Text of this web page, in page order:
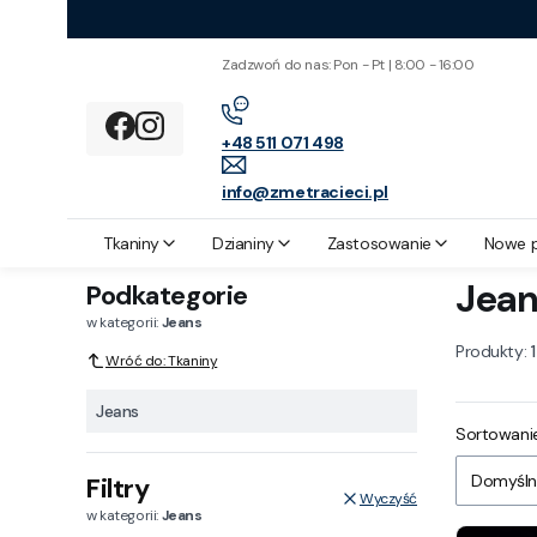
Zadzwoń do nas: Pon - Pt | 8:00 - 16:00
+48 511 071 498
info@zmetracieci.pl
Tkaniny Dzianiny Zastosowanie Nowe
Podkategorie
w kategorii:Jeans
Wróć do: Tkaniny
Jeans
Filtry
w kategorii:Jeans
Wyczyść
Produkty: 1
Lista